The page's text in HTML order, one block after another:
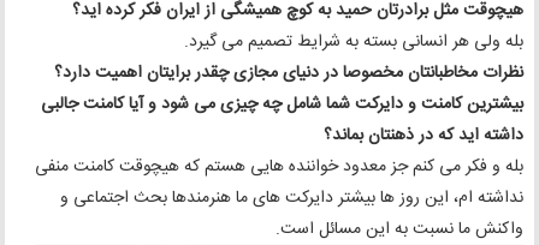
هیچوقت مثل برادرتان حمید به کوچ همیشگی از ایران فکر کرده اید؟
بله ولی هر انسانی بسته به شرایط تصمیم می گیرد.
نظرات مخاطبانتان مخصوصا در دنیای مجازی چقدر برایتان اهمیت دارد؟
بیشترین کامنت و دایرکت شما شامل چه چیزی می شود و آیا کامنت جالبی
داشته اید که در ذهنتان بماند؟
بله و فکر می کنم جز معدود خواننده هایی هستم که هیچوقت کامنت منفی
نداشته ام، این روز ها بیشتر دایرکت های ما هنرمندها بحث اجتماعی و
واکنش ما نسبت به این مسائل است.